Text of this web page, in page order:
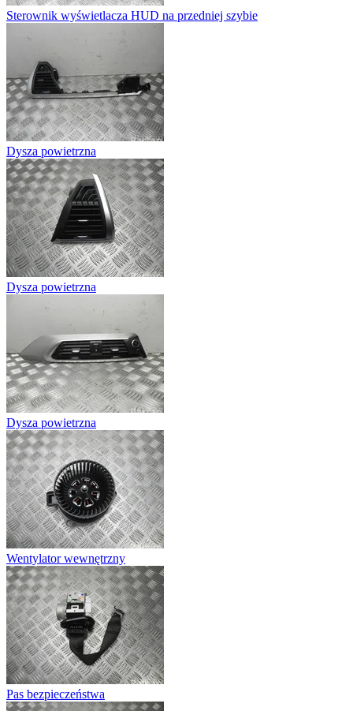
Sterownik wyświetlacza HUD na przedniej szybie
Dysza powietrzna
Dysza powietrzna
Dysza powietrzna
Wentylator wewnętrzny
Pas bezpieczeństwa